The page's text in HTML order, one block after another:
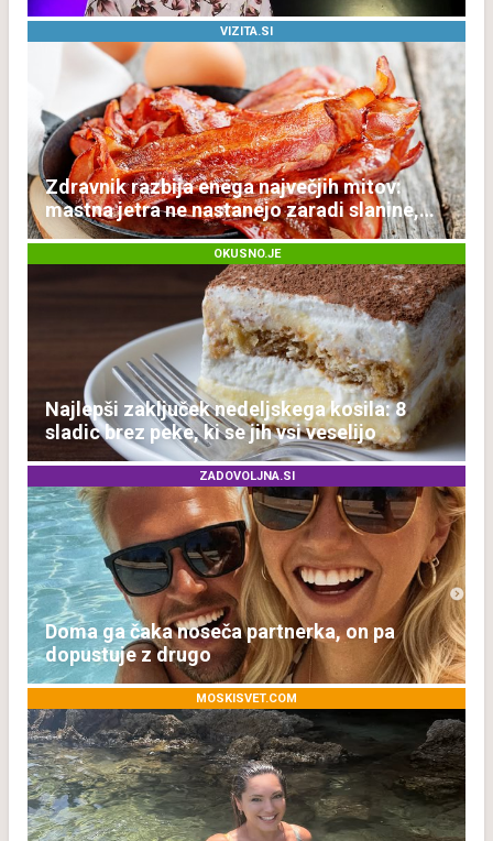
VIZITA.SI
Zdravnik razbija enega največjih mitov:
mastna jetra ne nastanejo zaradi slanine,
temveč zaradi živila, ki ga imamo vsi radi
OKUSNO.JE
Najlepši zaključek nedeljskega kosila: 8
sladic brez peke, ki se jih vsi veselijo
ZADOVOLJNA.SI
Doma ga čaka noseča partnerka, on pa
dopustuje z drugo
MOSKISVET.COM